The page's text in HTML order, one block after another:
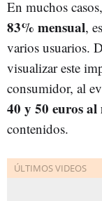
En muchos
83% mensual,
varios usuarios.
visualizar este
consumidor, al
40 y 50 euros al
contenidos.